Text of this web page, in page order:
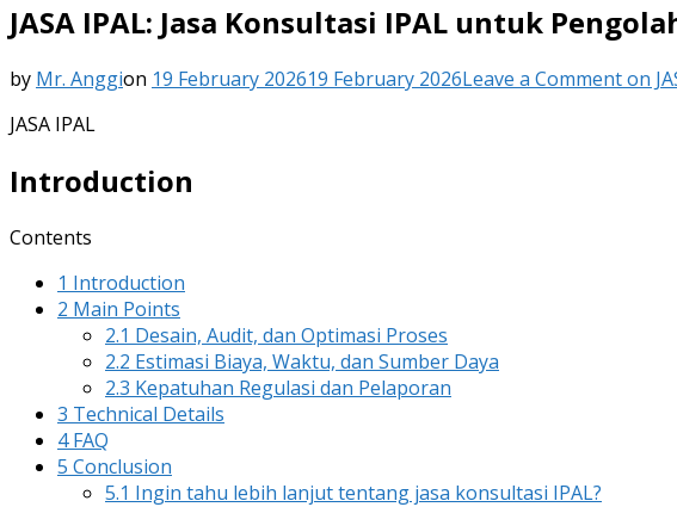
JASA IPAL: Jasa Konsultasi IPAL untuk
by Mr. Anggion 19 February 202619 February 2026Leave a Commenton
JASA IPAL
Introduction
Contents
1 Introduction
2 Main Points
2.1 Desain, Audit, dan Optimasi Proses
2.2 Estimasi Biaya, Waktu, dan Sumber Daya
2.3 Kepatuhan Regulasi dan Pelaporan
3 Technical Details
4FAQ
5 Conclusion
5.1 Ingin tahu lebih lanjut tentang jasa konsultasi IPAL?